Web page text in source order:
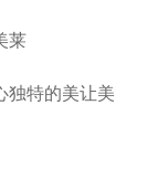
莱
特的美让美